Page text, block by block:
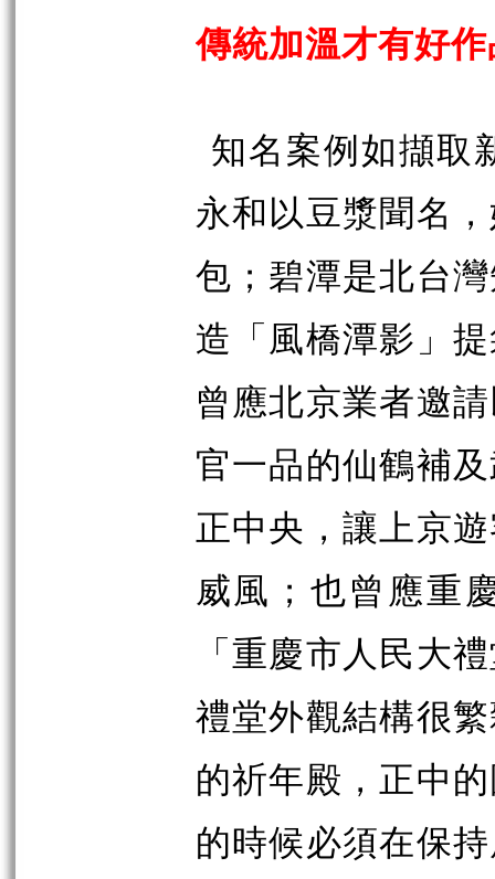
傳統加溫才有好
知名案例如擷取
永和以豆漿聞名
包；碧潭是北台
造「風橋潭影」
曾應北京業者邀
官一品的仙鶴補
正中央，讓上京
威風；也曾應重
「重慶市人民大
禮堂外觀結構很
的祈年殿，正中
的時候必須在保